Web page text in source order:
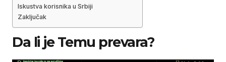
Iskustva korisnika u Srbiji
Zaključak
Da li je Temu prevara?